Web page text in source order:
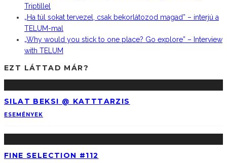
Triptillel
„Ha túl sokat tervezel, csak bekorlátozod magad” – interjú a
TELUM-mal
„Why would you stick to one place? Go explore” – Interview
with TELUM
EZT LÁTTAD MÁR?
SILAT BEKSI @ KATTTARZIS
ESEMÉNYEK
FINE SELECTION #112